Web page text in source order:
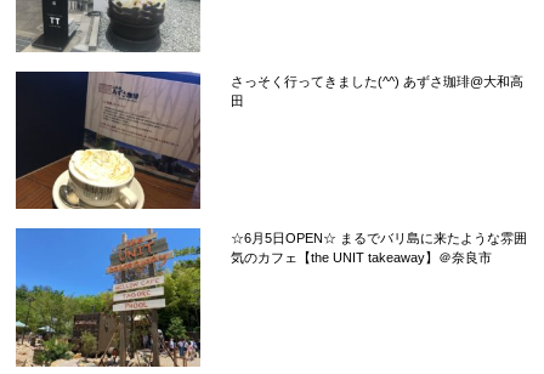
さっそく行ってきました(^^) あずさ珈琲@大和高
田
☆6月5日OPEN☆ まるでバリ島に来たような雰囲
気のカフェ【the UNIT takeaway】＠奈良市